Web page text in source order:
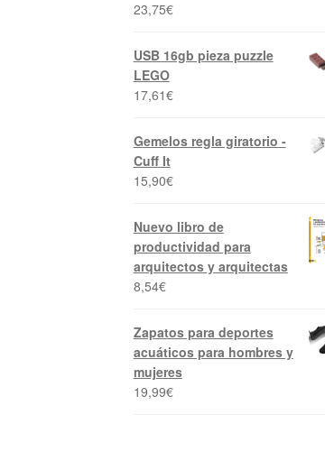
23,75€
USB 16gb pieza puzzle
LEGO
17,61€
Gemelos regla giratorio -
Cuff It
15,90€
Nuevo libro de
productividad para
arquitectos y arquitectas
8,54€
Zapatos para deportes
acuáticos para hombres y
mujeres
19,99€